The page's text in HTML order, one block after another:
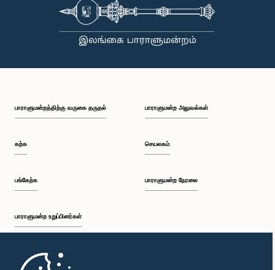
பாராளுமன்றத்திற்கு வருகை தருதல்
கற்க
பங்கேற்க
பாராளுமன்ற உறுப்பினர்கள்
முதற்பக்கம்
பாராளுமன்ற அலுவல்கள்
செயலகம்
பாராளுமன்ற நேரலை